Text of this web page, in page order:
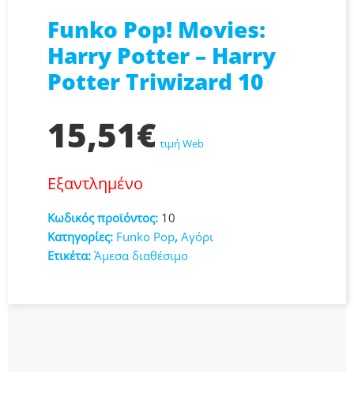
Funko Pop! Movies:
Harry Potter – Harry
Potter Triwizard 10
15,51€ τιμή Web
Εξαντλημένο
Κωδικός προϊόντος: 10
Κατηγορίες: Funko Pop, Αγόρι
Ετικέτα: Άμεσα διαθέσιμο